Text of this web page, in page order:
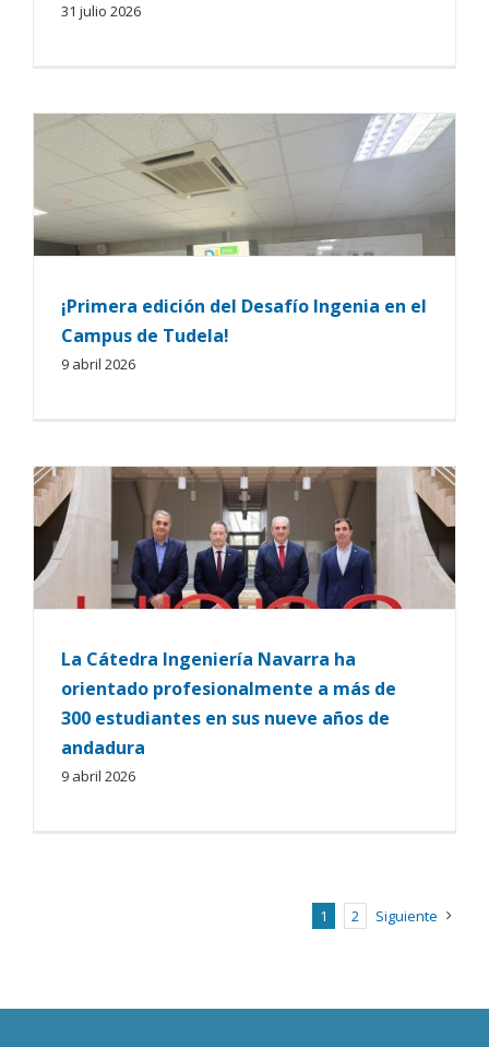
31 julio 2026
¡Primera edición del Desafío Ingenia en el
Campus de Tudela!
9 abril 2026
La Cátedra Ingeniería Navarra ha
orientado profesionalmente a más de
300 estudiantes en sus nueve años de
andadura
9 abril 2026
1 2 Siguiente